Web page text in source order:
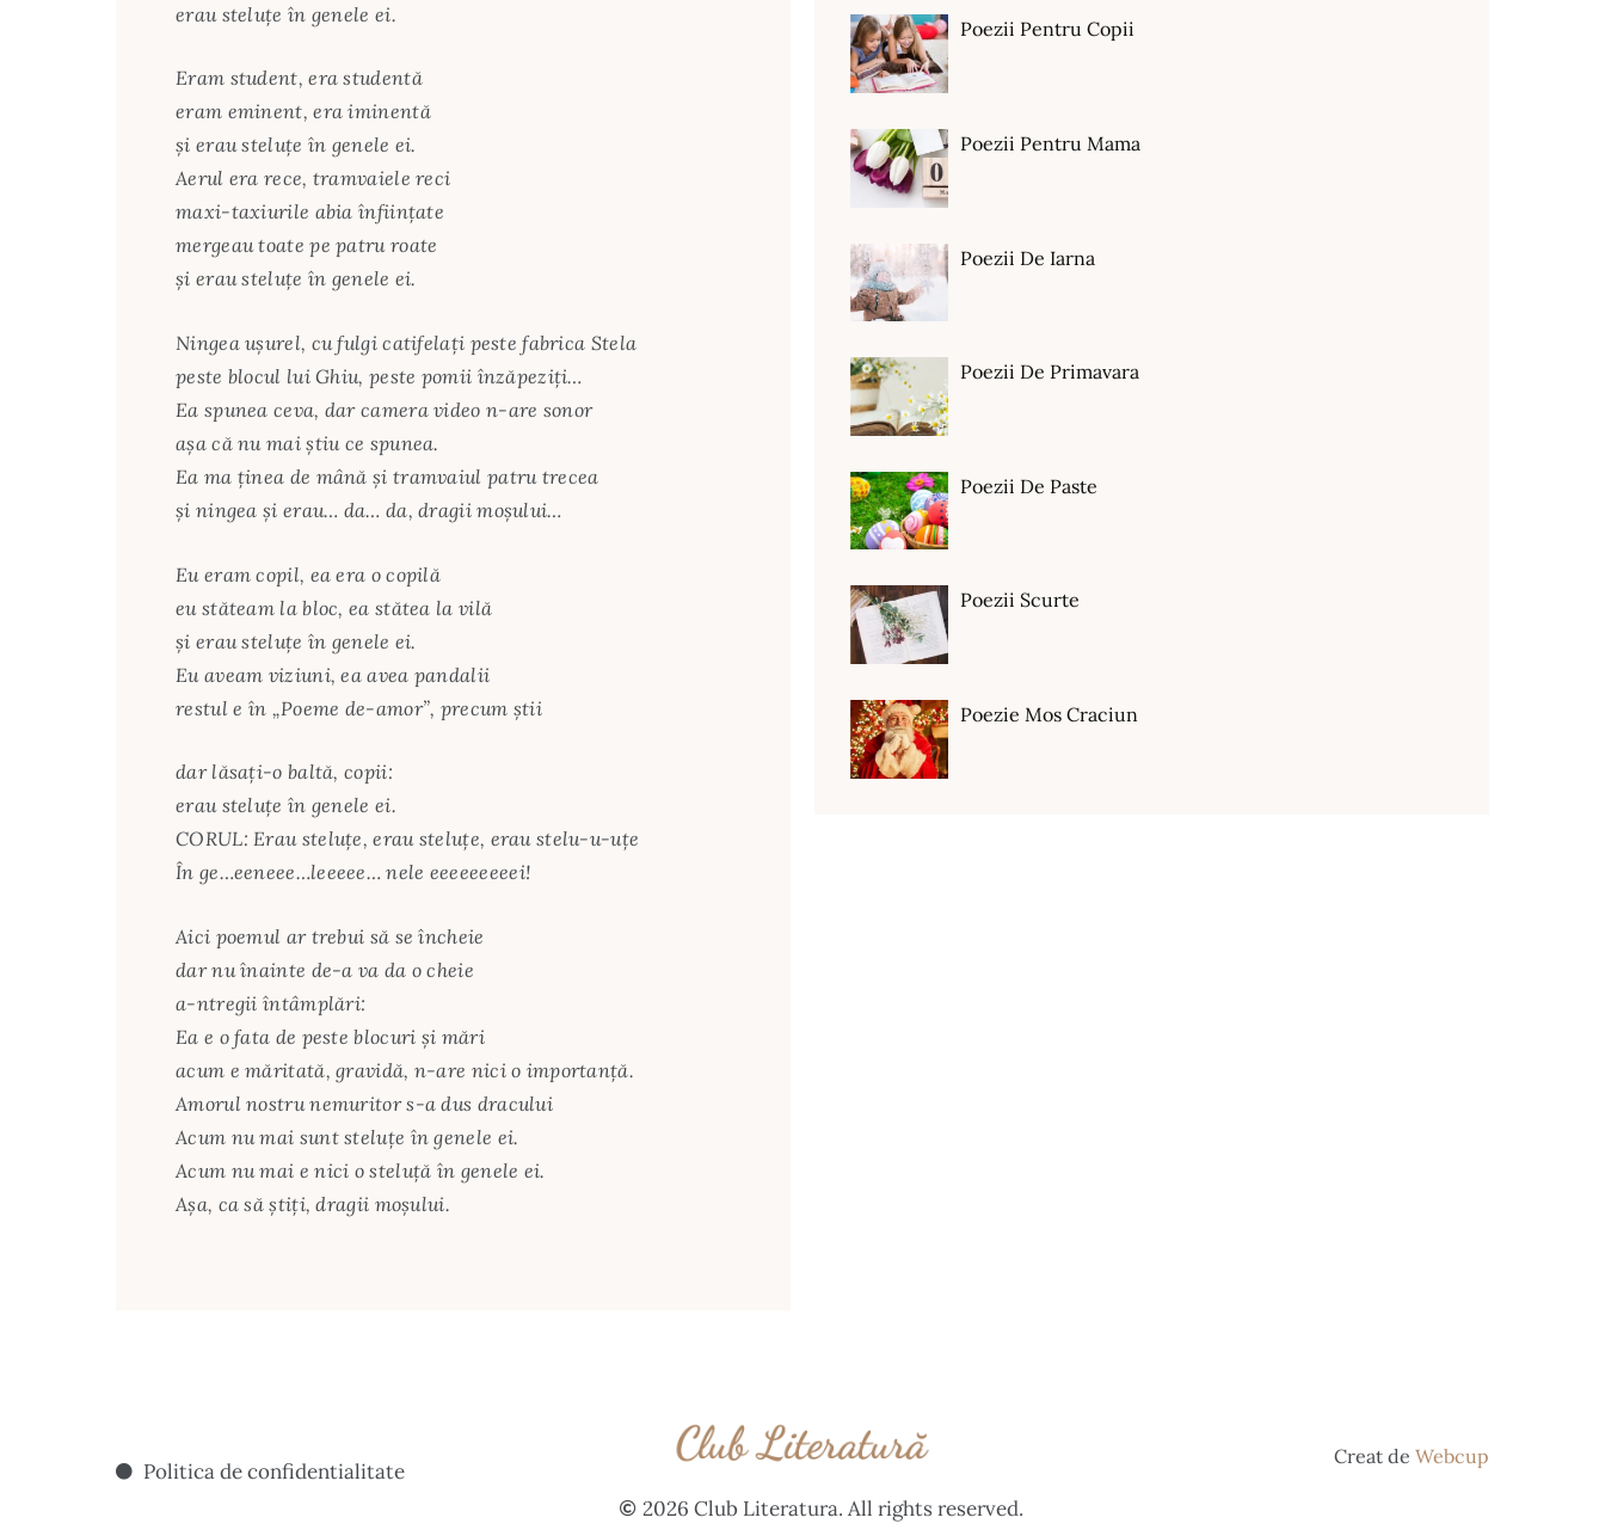
erau steluţe în genele ei.
Eram student, era studentă
eram eminent, era iminentă
şi erau steluţe în genele ei.
Aerul era rece, tramvaiele reci
maxi-taxiurile abia înfiinţate
mergeau toate pe patru roate
şi erau steluţe în genele ei.
Ningea uşurel, cu fulgi catifelaţi peste fabrica Stela
peste blocul lui Ghiu, peste pomii înzăpeziţi…
Ea spunea ceva, dar camera video n-are sonor
aşa că nu mai ştiu ce spunea.
Ea ma ţinea de mână şi tramvaiul patru trecea
şi ningea şi erau… da… da, dragii moşului…
Eu eram copil, ea era o copilă
eu stăteam la bloc, ea stătea la vilă
şi erau steluţe în genele ei.
Eu aveam viziuni, ea avea pandalii
restul e în „Poeme de-amor”, precum ştii
dar lăsaţi-o baltă, copii:
erau steluţe în genele ei.
CORUL: Erau steluţe, erau steluţe, erau stelu-u-uţe
În ge…eeneee…leeeee… nele eeeeeeeeei!
Aici poemul ar trebui să se încheie
dar nu înainte de-a va da o cheie
a-ntregii întâmplări:
Ea e o fata de peste blocuri şi mări
acum e măritată, gravidă, n-are nici o importanţă.
Amorul nostru nemuritor s-a dus dracului
Acum nu mai sunt steluţe în genele ei.
Acum nu mai e nici o steluţă în genele ei.
Aşa, ca să ştiţi, dragii moşului.
Poezii Pentru Copii
Poezii Pentru Mama
Poezii De Iarna
Poezii De Primavara
Poezii De Paste
Poezii Scurte
Poezie Mos Craciun
Politica de confidentialitate
2026 Club Literatura. All rights reserved.
Creat de Webcup